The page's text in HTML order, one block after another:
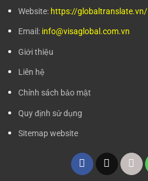
Website:https://globaltranslate.vn/
Email: info@visaglobal.com.vn
Giới thiệu
Liên hệ
Chính sách bảo mật
Quy định sử dụng
Sitemap website